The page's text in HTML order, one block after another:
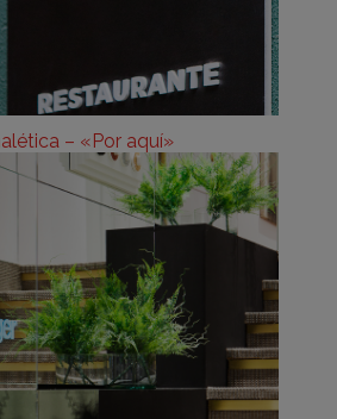
– «Por aquí»